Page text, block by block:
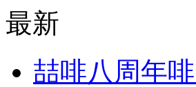
最新
喆啡八周年